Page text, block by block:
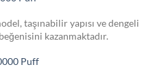
taşınabilir yapısı ve dengeli
kazanmaktadır.
Puff